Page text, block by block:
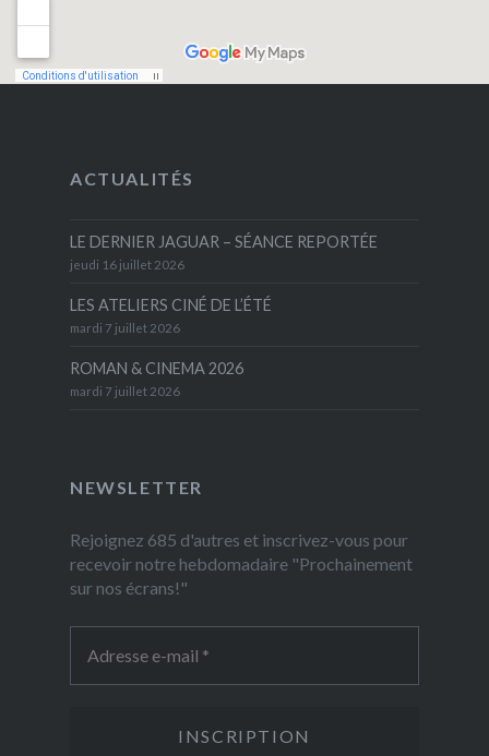
ACTUALITÉS
LE DERNIER JAGUAR – SÉANCE REPORTÉE
jeudi 16 juillet 2026
LES ATELIERS CINÉ DE L’ÉTÉ
mardi 7 juillet 2026
ROMAN & CINEMA 2026
mardi 7 juillet 2026
NEWSLETTER
Rejoignez 685 d'autres et inscrivez-vous pour
recevoir notre hebdomadaire "Prochainement
sur nos écrans!"